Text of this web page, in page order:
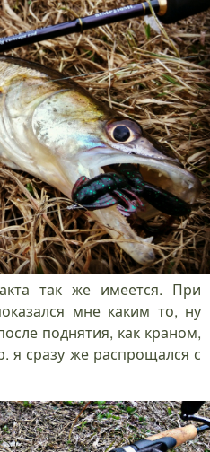
так же имеется. При
мне каким то, ну
поднятия, как краном,
я сразу же распрощался с